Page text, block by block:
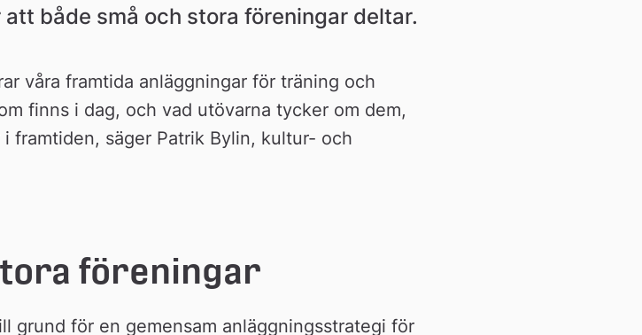
både små och stora föreningar deltar.
våra framtida anläggningar för träning och
finns i dag, och vad utövarna tycker om dem,
framtiden, säger Patrik Bylin, kultur- och
föreningar
grund för en gemensam anläggningsstrategi för